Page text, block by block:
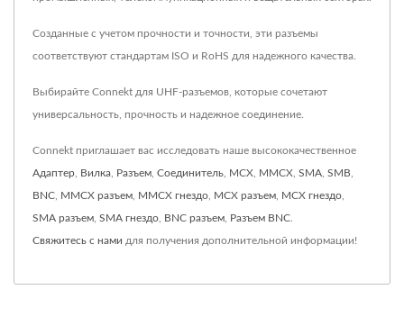
Созданные с учетом прочности и точности, эти разъемы
соответствуют стандартам ISO и RoHS для надежного качества.
Выбирайте Connekt для UHF-разъемов, которые сочетают
универсальность, прочность и надежное соединение.
Connekt приглашает вас исследовать наше высококачественное
Адаптер Вилка Разъем Соединитель MCX MMCX SMA SMB
BNC MMCX разъем MMCX гнездо MCX разъем MCX гнездо
SMA разъем SMA гнездо BNC разъем Разъем BNC
Свяжитесь с нами для получения дополнительной информации!